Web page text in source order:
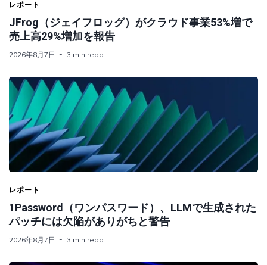
レポート
JFrog（ジェイフロッグ）がクラウド事業53%増で
売上高29%増加を報告
2026年8月7日 3 min read
レポート
1Password（ワンパスワード）、LLMで生成された
パッチには欠陥がありがちと警告
2026年8月7日 3 min read